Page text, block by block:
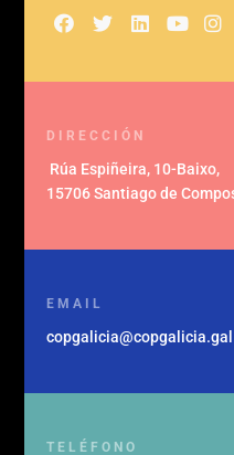
DIRECCIÓN
Rúa Espiñeira, 10-Baixo,
15706 Santiago de
EMAIL
copgalicia@copgalicia.gal
TELÉFONO